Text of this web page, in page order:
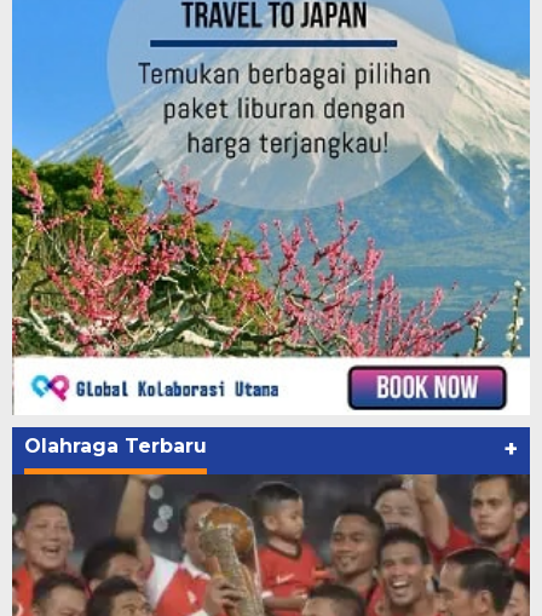
Olahraga Terbaru +